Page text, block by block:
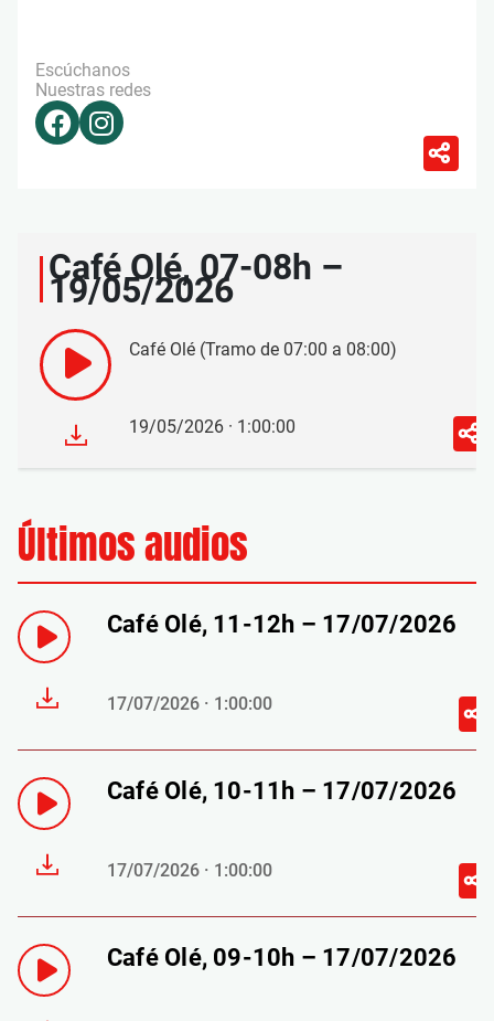
Escúchanos
Nuestras redes
Café Olé, 07-08h –
19/05/2026
Café Olé (Tramo de 07:00 a 08:00)
19/05/2026 · 1:00:00
Últimos audios
Café Olé, 11-12h – 17/07/2026
17/07/2026 · 1:00:00
Café Olé, 10-11h – 17/07/2026
17/07/2026 · 1:00:00
Café Olé, 09-10h – 17/07/2026